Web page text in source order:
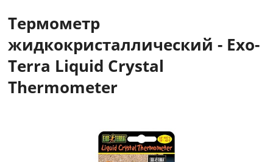
Термометр
жидкокристаллический - Exo-
Terra Liquid Crystal
Thermometer